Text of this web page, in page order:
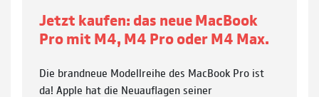
Jetzt kaufen: das neue MacBook
Pro mit M4, M4 Pro oder M4 Max.
Die brandneue Modellreihe des MacBook Pro ist
da! Apple hat die Neuauflagen seiner